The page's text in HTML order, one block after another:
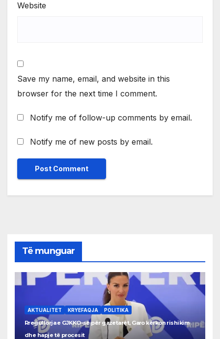
Website
Save my name, email, and website in this
browser for the next time I comment.
Notify me of follow-up comments by email.
Notify me of new posts by email.
Të munguar
AKTUALITET KRYEFAQJA POLITIKA
Rregullorja e GJKKO-së për gazetarët, Garo kërkon rishikim
dhe hapje të procesit